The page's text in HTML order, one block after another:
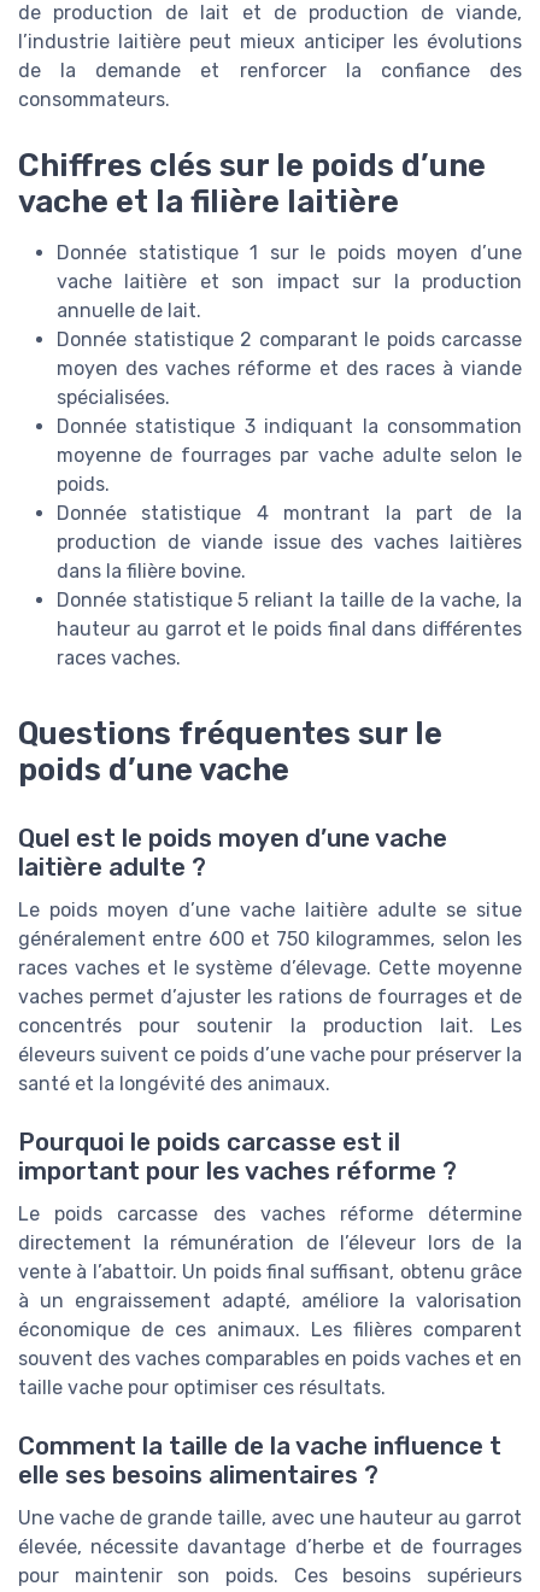
de production de lait et de production de viande,
l’industrie laitière peut mieux anticiper les évolutions
de la demande et renforcer la confiance des
consommateurs.
Chiffres clés sur le poids d’une
vache et la filière laitière
Donnée statistique 1 sur le poids moyen d’une
vache laitière et son impact sur la production
annuelle de lait.
Donnée statistique 2 comparant le poids carcasse
moyen des vaches réforme et des races à viande
spécialisées.
Donnée statistique 3 indiquant la consommation
moyenne de fourrages par vache adulte selon le
poids.
Donnée statistique 4 montrant la part de la
production de viande issue des vaches laitières
dans la filière bovine.
Donnée statistique 5 reliant la taille de la vache, la
hauteur au garrot et le poids final dans différentes
races vaches.
Questions fréquentes sur le
poids d’une vache
Quel est le poids moyen d’une vache
laitière adulte ?
Le poids moyen d’une vache laitière adulte se situe
généralement entre 600 et 750 kilogrammes, selon les
races vaches et le système d’élevage. Cette moyenne
vaches permet d’ajuster les rations de fourrages et de
concentrés pour soutenir la production lait. Les
éleveurs suivent ce poids d’une vache pour préserver la
santé et la longévité des animaux.
Pourquoi le poids carcasse est il
important pour les vaches réforme ?
Le poids carcasse des vaches réforme détermine
directement la rémunération de l’éleveur lors de la
vente à l’abattoir. Un poids final suffisant, obtenu grâce
à un engraissement adapté, améliore la valorisation
économique de ces animaux. Les filières comparent
souvent des vaches comparables en poids vaches et en
taille vache pour optimiser ces résultats.
Comment la taille de la vache influence t
elle ses besoins alimentaires ?
Une vache de grande taille, avec une hauteur au garrot
élevée, nécessite davantage d’herbe et de fourrages
pour maintenir son poids. Ces besoins supérieurs